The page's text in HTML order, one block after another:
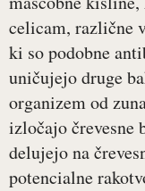
celicam, različne
ki so podobne
uničujejo druge
organizem od
izločajo črevesne
delujejo na
potencialne